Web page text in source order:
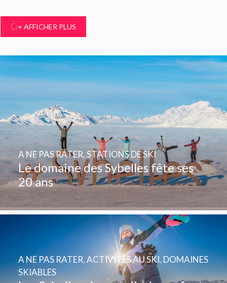
+ AFFICHER PLUS
Le domaine des Sybelles fête ses
20 ans
A NE PAS RATER,STATIONS DE SKI
A NE PAS RATER,ACTIVITÉS AU SKI, DOMAINES
SKIABLES